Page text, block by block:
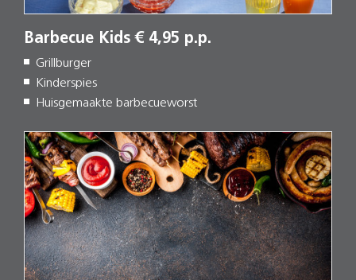
Barbecue Kids € 4,95 p.p.
Grillburger
Kinderspies
Huisgemaakte barbecueworst